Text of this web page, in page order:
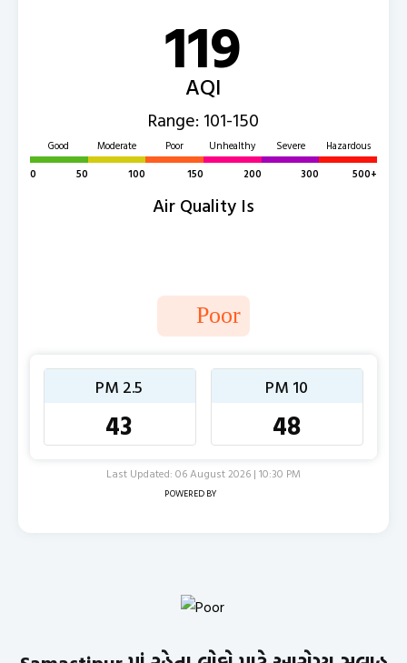
119
AQI
Range: 101-150
Good
0
50
Moderate
100
Poor
150
Unhealthy
200
Severe
300
Hazardous
500+
Air Quality Is
Poor
PM 2.5
43
PM 10
48
Last Updated: 06 August 2026 | 10:30 PM
POWERED BY